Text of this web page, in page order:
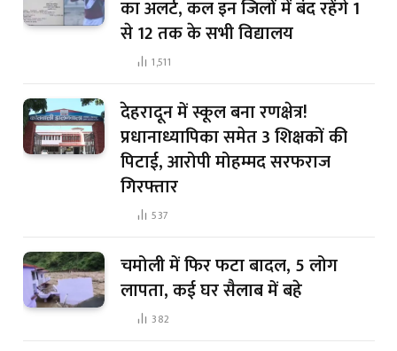
का अलर्ट, कल इन जिलों में बंद रहेंगे 1
से 12 तक के सभी विद्यालय
1,511
देहरादून में स्कूल बना रणक्षेत्र!
प्रधानाध्यापिका समेत 3 शिक्षकों की
पिटाई, आरोपी मोहम्मद सरफराज
गिरफ्तार
537
चमोली में फिर फटा बादल, 5 लोग
लापता, कई घर सैलाब में बहे
382